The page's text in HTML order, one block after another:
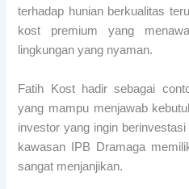
terhadap hunian berkualitas
kost premium yang
lingkungan yang nyaman.
Fatih Kost hadir sebagai
yang mampu menjawab
investor yang ingin
kawasan IPB Dramaga
sangat menjanjikan.